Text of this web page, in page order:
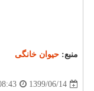
منبع: حیوان خانگی
1399/06/14